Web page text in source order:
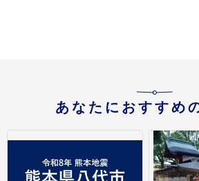
あなたにおすすめ